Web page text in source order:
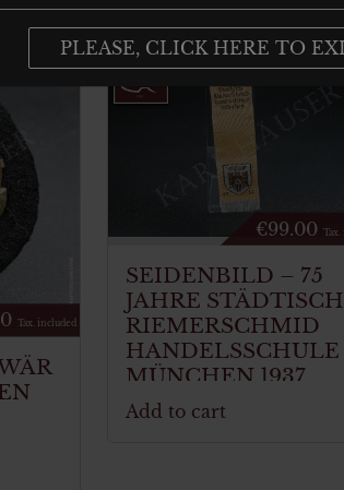
Tax. included
€99.00 Tax.
SEIDENBILD – 75
JAHRE
RIEMERSCHMID
HANDELSSCHULE
MÜNCHEN 1937
Add to cart
PLEASE, CLICK HERE TO